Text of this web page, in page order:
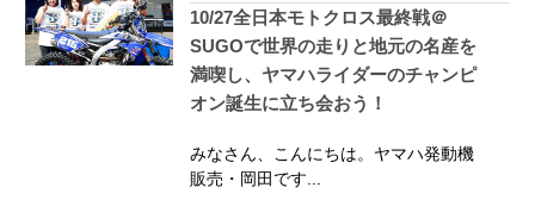
10/27全日本モトクロス最終戦＠
SUGOで世界の走りと地元の名産を
満喫し、ヤマハライダーのチャンピ
オン誕生に立ち会おう！
みなさん、こんにちは。ヤマハ発動機
販売・岡田です...